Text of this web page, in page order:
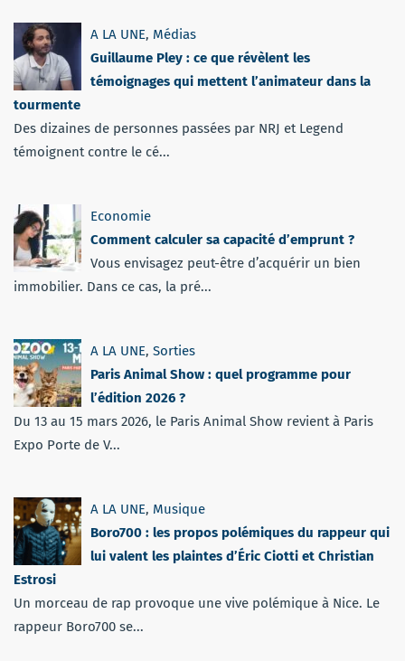
A LA UNE, Médias
Guillaume Pley : ce que révèlent les
témoignages qui mettent l’animateur dans la
tourmente
Des dizaines de personnes passées par NRJ et Legend
témoignent contre le cé...
Economie
Comment calculer sa capacité d’emprunt ?
Vous envisagez peut-être d’acquérir un bien
immobilier. Dans ce cas, la pré...
A LA UNE, Sorties
Paris Animal Show : quel programme pour
l’édition 2026 ?
Du 13 au 15 mars 2026, le Paris Animal Show revient à Paris
Expo Porte de V...
A LA UNE, Musique
Boro700 : les propos polémiques du rappeur qui
lui valent les plaintes d’Éric Ciotti et Christian
Estrosi
Un morceau de rap provoque une vive polémique à Nice. Le
rappeur Boro700 se...